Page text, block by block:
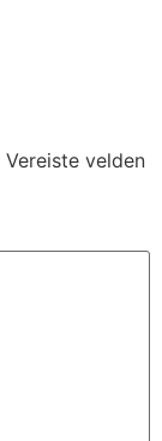
Vereiste velden